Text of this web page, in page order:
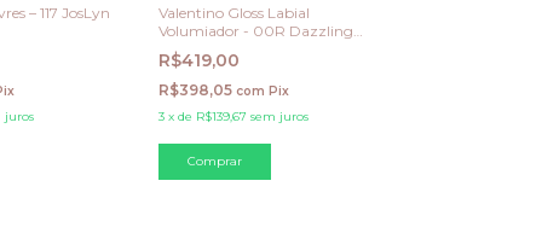
– 117 JosLyn
juros
Valentino Gloss Labial
Volumiador - 00R Dazzling
Mermaid
R$419,00
R$398,05 com Pix
3 x de R$139,67 sem juros